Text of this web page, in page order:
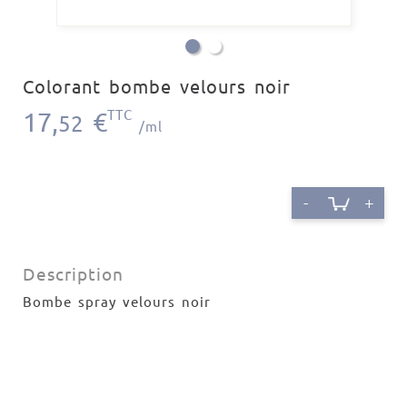
Colorant bombe velours noir
17,52 €TTC
/ml
- +
Description
Bombe spray velours noir